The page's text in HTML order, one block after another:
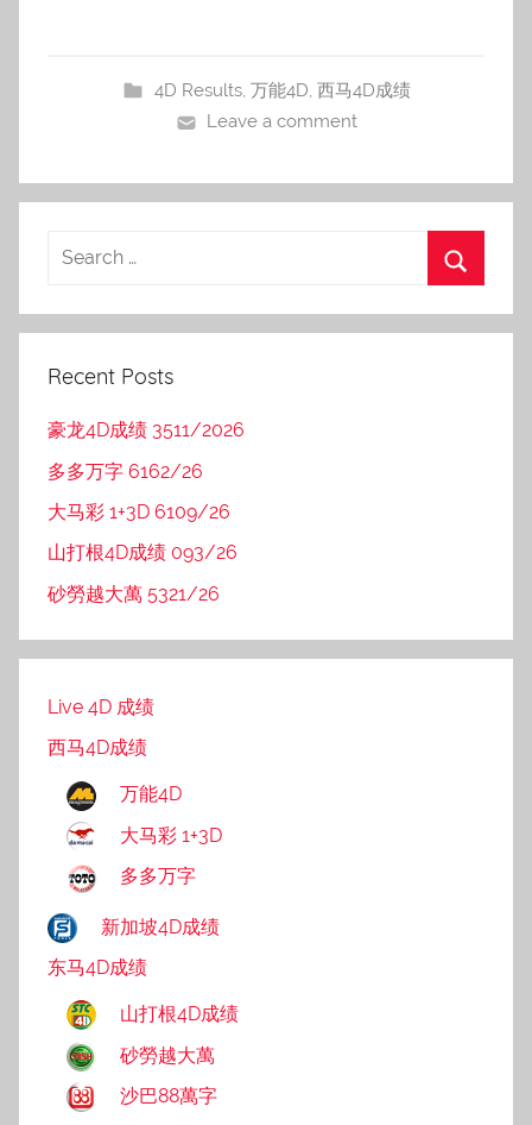
4D Results, 万能4D, 西马4D成绩
Leave a comment
Recent Posts
豪龙4D成绩 3511/2026
多多万字 6162/26
大马彩 1+3D 6109/26
山打根4D成绩 093/26
砂勞越大萬 5321/26
Live 4D 成绩
西马4D成绩
万能4D
大马彩 1+3D
多多万字
新加坡4D成绩
东马4D成绩
山打根4D成绩
砂勞越大萬
沙巴88萬字